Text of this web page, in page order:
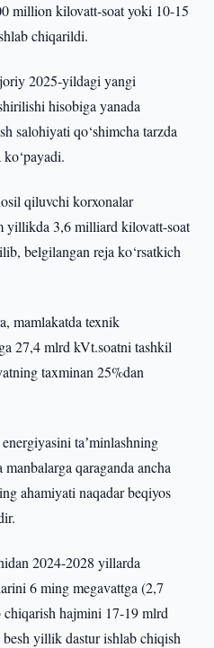
million kilovatt-soat yoki 10-15
chiqarildi.
2025-yildagi yangi
hisobiga yanada
salohiyati qo‘shimcha tarzda
qiluvchi korxonalar
yillikda 3,6 milliard kilovatt-soat
belgilangan reja ko‘rsatkich
mamlakatda texnik
27,4 mlrd kVt.soatni tashkil
taxminan 25%dan
taʼminlashning
qaraganda ancha
ahamiyati naqadar beqiyos
2024-2028 yillarda
6 ming megavattga (2,7
hajmini 17-19 mlrd
yillik dastur ishlab chiqish